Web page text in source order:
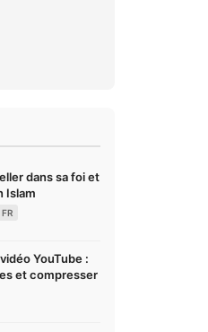
dans sa foi et
Islam
FR
YouTube :
et compresser